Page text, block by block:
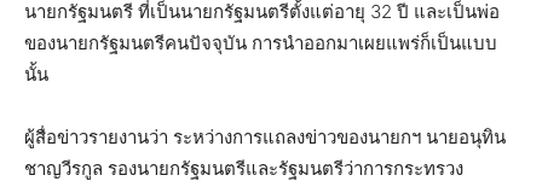
นายกรัฐมนตรี ที่เป็นนายกรัฐมนตรีตั้งแต่อายุ 32​ ปี​ และเป็นพ่อ
ของนายกรัฐมนตรีคนปัจจุบัน การนำออกมาเผยแพร่ก็เป็นแบบ
นั้น
ผู้สื่อข่าวรายงานว่า ระหว่างการแถลงข่าวของนายกฯ นายอนุทิน
ชาญวีรกูล รองนายกรัฐมนตรีและรัฐมนตรีว่าการกระทรวง